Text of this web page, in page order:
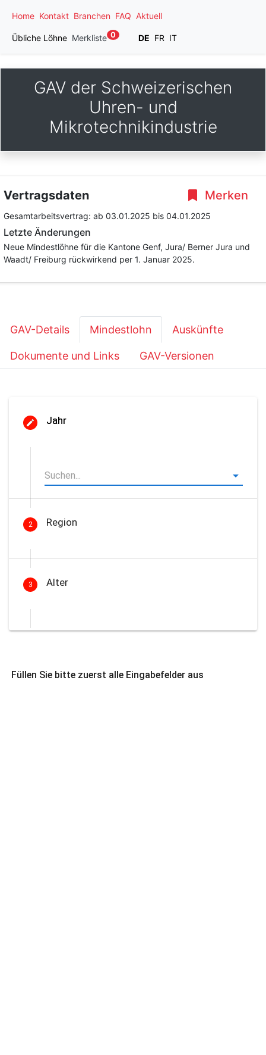
Home Kontakt Branchen FAQ Aktuell
Übliche Löhne Merkliste 0 DE FR IT
GAV der Schweizerischen
Uhren- und
Mikrotechnikindustrie
Merken
Vertragsdaten
Gesamtarbeitsvertrag: ab 03.01.2025 bis 04.01.2025
Letzte Änderungen
Neue Mindestlöhne für die Kantone Genf, Jura/ Berner Jura und
Waadt/ Freiburg rückwirkend per 1. Januar 2025.
GAV-Details Mindestlohn Auskünfte
Dokumente und Links GAV-Versionen
Jahr
2 Region
3 Alter
Füllen Sie bitte zuerst alle Eingabefelder aus